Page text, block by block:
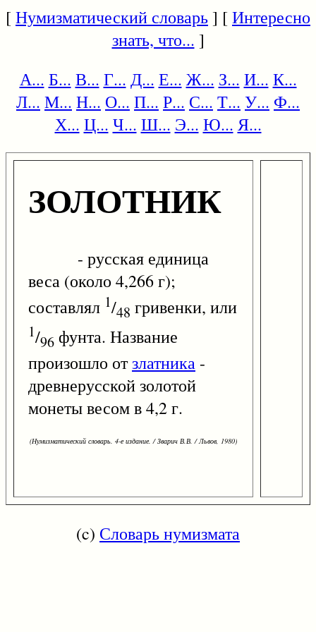
[Нумизматический словарь] [Интересно
знать, что... ]
А... Б... В... Г... Д... Е... Ж... З... И... К...
Л... М... Н... О... П... Р... С... Т... У... Ф...
Х... Ц... Ч... Ш... Э... Ю... Я...
ЗОЛОТНИК
- русская единица
веса (около 4,266 г);
составлял 1/48 гривенки, или
1/96 фунта. Название
произошло отзлатника -
древнерусской золотой
монеты весом в 4,2 г.
(Нумизматический словарь. 4-е издание. / Зварич В.В. / Львов, 1980)
(c) Словарь нумизмата